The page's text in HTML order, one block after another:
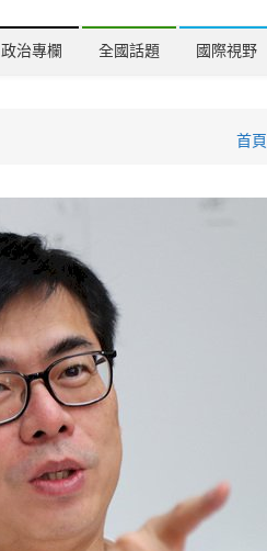
政治專欄 全國話題 國際視野
首頁